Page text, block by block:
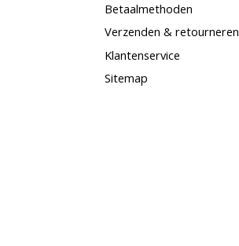
Betaalmethoden
Verzenden & retourneren
Klantenservice
Sitemap